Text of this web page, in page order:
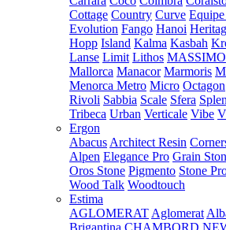
Cottage Country Curve
Evolution Fango Hanoi
Hopp Island Kalma Kasbah
Lanse Limit Lithos MASSIMO
Mallorca Manacor Marmoris
Menorca Metro Micro Octagon
Rivoli Sabbia Scale Sfera
Tribeca Urban Verticale Vibe
Ergon
Abacus Architect Resin
Alpen Elegance Pro Grain
Oros Stone Pigmento Stone
Wood Talk Woodtouch
Estima
AGLOMERAT Aglomerat